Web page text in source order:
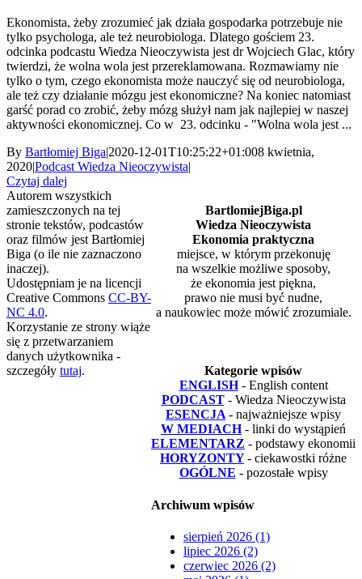
Ekonomista, żeby zrozumieć jak działa gospodarka potrzebuje nie
tylko psychologa, ale też neurobiologa. Dlatego gościem 23.
odcinka podcastu Wiedza Nieoczywista jest dr Wojciech Glac, który
twierdzi, że wolna wola jest przereklamowana. Rozmawiamy nie
tylko o tym, czego ekonomista może nauczyć się od neurobiologa,
ale też czy działanie mózgu jest ekonomiczne? Na koniec natomiast
garść porad co zrobić, żeby mózg służył nam jak najlepiej w naszej
aktywności ekonomicznej. Co w 23. odcinku - "Wolna wola jest ...
By Bartłomiej Biga|2020-12-01T10:25:22+01:008 kwietnia,
2020|Podcast Wiedza Nieoczywista|
Czytaj dalej
BartlomiejBiga.pl
Wiedza Nieoczywista
Ekonomia praktyczna
miejsce, w którym przekonuję
na wszelkie możliwe sposoby,
że ekonomia jest piękna,
prawo nie musi być nudne,
a naukowiec może mówić zrozumiale.
Kategorie wpisów
ENGLISH - English content
PODCAST - Wiedza Nieoczywista
ESENCJA - najważniejsze wpisy
W MEDIACH - linki do wystąpień
ELEMENTARZ - podstawy ekonomii
HORYZONTY - ciekawostki różne
OGÓLNE - pozostałe wpisy
Archiwum wpisów
sierpień 2026 (1)
lipiec 2026 (2)
czerwiec 2026 (2)
Autorem wszystkich
zamieszczonych na tej
stronie tekstów, podcastów
oraz filmów jest Bartłomiej
Biga (o ile nie zaznaczono
inaczej).
Udostępniam je na licencji
Creative Commons CC-BY-
NC 4.0.
Korzystanie ze strony wiąże
się z przetwarzaniem
danych użytkownika -
szczegóły tutaj.